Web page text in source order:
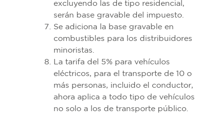
excluyendo las de tipo residencial,
serán base gravable del impuesto.
Se adiciona la base gravable en
combustibles para los distribuidores
minoristas.
La tarifa del 5% para vehículos
eléctricos, para el transporte de 10 o
más personas, incluido el conductor,
ahora aplica a todo tipo de vehículos
no solo a los de transporte público.